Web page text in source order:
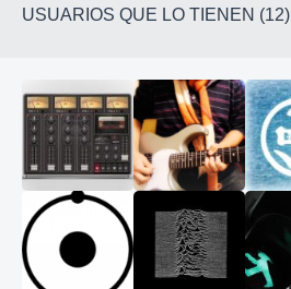
USUARIOS QUE LO TIENEN (12)